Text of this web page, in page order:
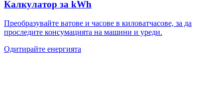
Калкулатор за kWh
Преобразувайте ватове и часове в киловатчасове, за да
проследите консумацията на машини и уреди.
Одитирайте енергията